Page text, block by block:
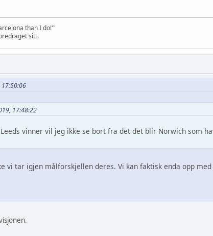
than I do!'"
sitt.
17:48:22
vinner vil jeg ikke se bort fra det det blir Norwich som
vi tar igjen målforskjellen deres. Vi kan faktisk enda opp